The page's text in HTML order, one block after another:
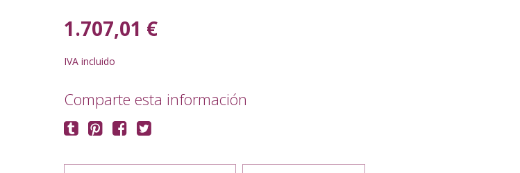
1.707,01 €
IVA incluido
Comparte esta información